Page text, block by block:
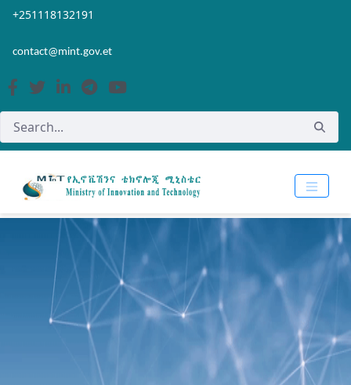
Skip to Main Content
Open Accessibility Menu
+251118132191
contact@mint.gov.et